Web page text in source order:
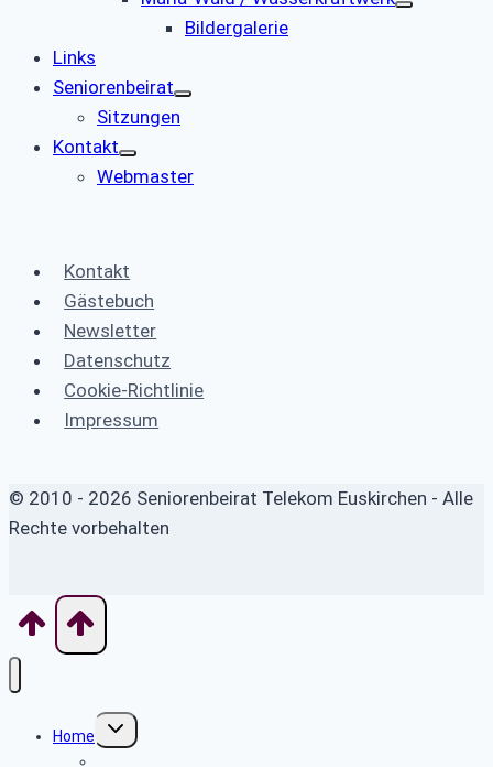
Bildergalerie
Links
Seniorenbeirat
Sitzungen
Kontakt
Webmaster
Kontakt
Gästebuch
Newsletter
Datenschutz
Cookie-Richtlinie
Impressum
© 2010 - 2026 Seniorenbeirat Telekom Euskirchen - Alle
Rechte vorbehalten
Home
Untermenü
umschalten